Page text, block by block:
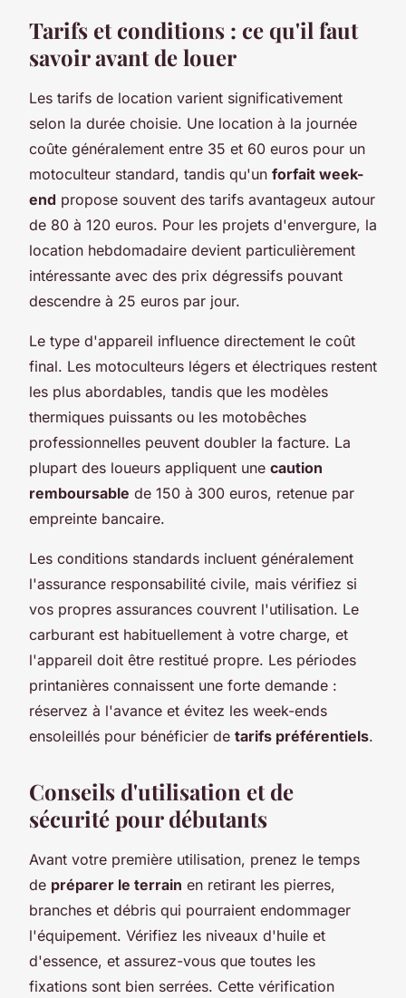
Tarifs et conditions : ce qu'il faut
savoir avant de louer
Les tarifs de location varient significativement
selon la durée choisie. Une location à la journée
coûte généralement entre 35 et 60 euros pour un
motoculteur standard, tandis qu'un forfait week-
end propose souvent des tarifs avantageux autour
de 80 à 120 euros. Pour les projets d'envergure, la
location hebdomadaire devient particulièrement
intéressante avec des prix dégressifs pouvant
descendre à 25 euros par jour.
Le type d'appareil influence directement le coût
final. Les motoculteurs légers et électriques restent
les plus abordables, tandis que les modèles
thermiques puissants ou les motobêches
professionnelles peuvent doubler la facture. La
plupart des loueurs appliquent une caution
remboursable de 150 à 300 euros, retenue par
empreinte bancaire.
Les conditions standards incluent généralement
l'assurance responsabilité civile, mais vérifiez si
vos propres assurances couvrent l'utilisation. Le
carburant est habituellement à votre charge, et
l'appareil doit être restitué propre. Les périodes
printanières connaissent une forte demande :
réservez à l'avance et évitez les week-ends
ensoleillés pour bénéficier de tarifs préférentiels.
Conseils d'utilisation et de
sécurité pour débutants
Avant votre première utilisation, prenez le temps
de préparer le terrain en retirant les pierres,
branches et débris qui pourraient endommager
l'équipement. Vérifiez les niveaux d'huile et
d'essence, et assurez-vous que toutes les
fixations sont bien serrées. Cette vérification